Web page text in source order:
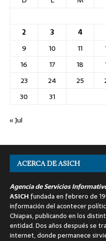
2
3 4
9
10 11
16
17 18
23
24 25
30
31
« Jul
ACERCA DE ASICH
Agencia de Servicios
ASICH fundada en febrero de
información del acontecer
Chiapas, publicando en los
entidad. Dos años después se
internet, donde permanece